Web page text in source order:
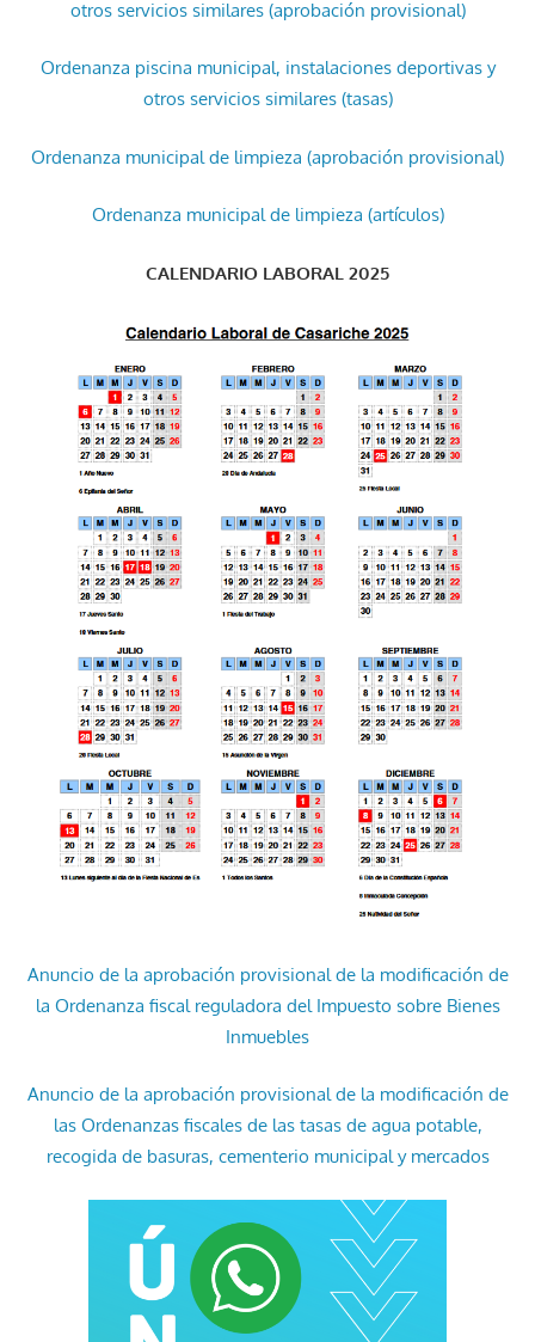
otros servicios similares (aprobación provisional)
Ordenanza piscina municipal, instalaciones deportivas y
otros servicios similares (tasas)
Ordenanza municipal de limpieza (aprobación provisional)
Ordenanza municipal de limpieza (artículos)
CALENDARIO LABORAL 2025
Anuncio de la aprobación provisional de la modificación de
la Ordenanza fiscal reguladora del Impuesto sobre Bienes
Inmuebles
Anuncio de la aprobación provisional de la modificación de
las Ordenanzas fiscales de las tasas de agua potable,
recogida de basuras, cementerio municipal y mercados